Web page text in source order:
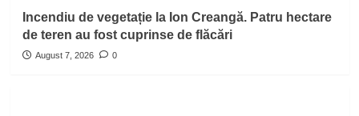
Incendiu de vegetație la Ion Creangă. Patru hectare
de teren au fost cuprinse de flăcări
August 7, 2026 0